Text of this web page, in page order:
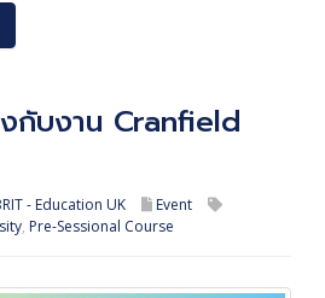
กับงาน Cranfield
- Education UK
Event
, Pre-Sessional Course